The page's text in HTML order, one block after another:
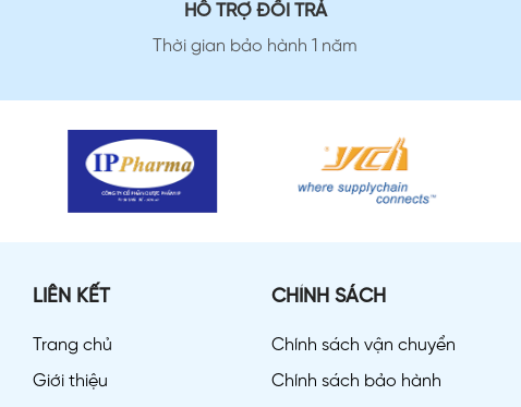
HỖ TRỢ ĐỔI TRẢ
Thời gian bảo hành 1 năm
LIÊN KẾT
Trang chủ
Giới thiệu
CHÍNH SÁCH
Chính sách vận chuyển
Chính sách bảo hành